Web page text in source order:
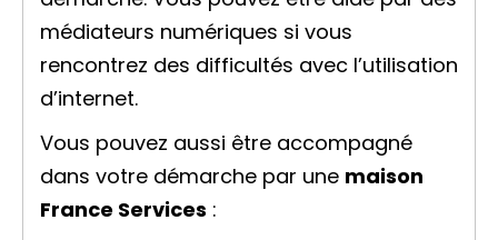
médiateurs numériques si vous
rencontrez des difficultés avec l’utilisation
d’internet.
Vous pouvez aussi être accompagné
dans votre démarche par une maison
France Services :